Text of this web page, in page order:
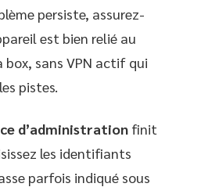
persiste, assurez-
est bien relié au
box, sans VPN actif qui
pistes.
d’administration finit
les identifiants
parfois indiqué sous